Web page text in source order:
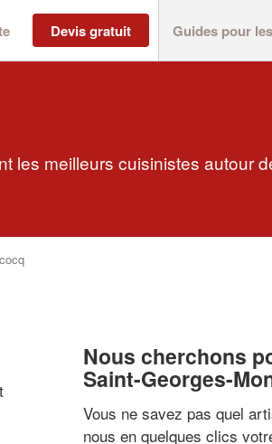
Devis gratuit Guides pour
les meilleurs cuisinistes autour
Nous cherchons
Saint-Georges-
Vous ne savez pas quel
nous en quelques clics